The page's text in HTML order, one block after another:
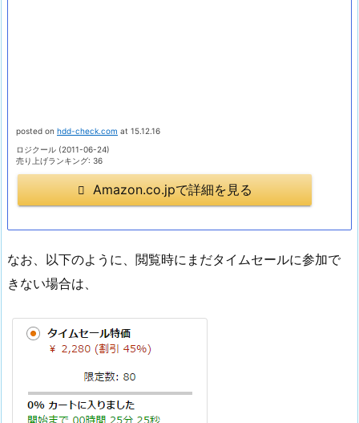
posted on hdd-check.com at 15.12.16
ロジクール (2011-06-24)
売り上げランキング: 36
Amazon.co.jpで詳細を見る
なお、以下のように、閲覧時にまだタイムセールに参加で
きない場合は、